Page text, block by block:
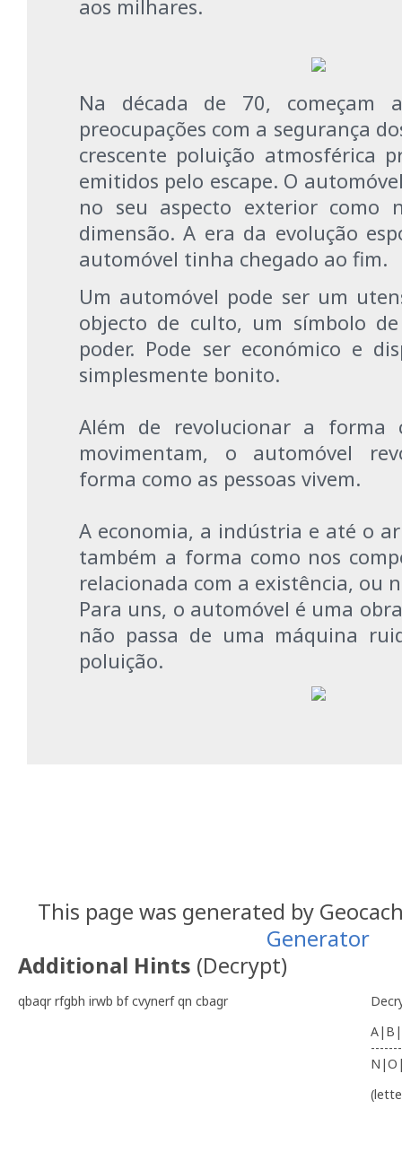
aos milhares.
Na década de 70, começam
preocupações com a segurança
crescente poluição atmosférica
emitidos pelo escape. O
no seu aspecto exterior como
dimensão. A era da evolução
automóvel tinha chegado ao fim.
Um automóvel pode ser um
objecto de culto, um símbolo
poder. Pode ser económico e
simplesmente bonito.
Além de revolucionar a forma
movimentam, o automóvel
forma como as pessoas vivem.
A economia, a indústria e até o
também a forma como nos
relacionada com a existência, ou
Para uns, o automóvel é uma
não passa de uma máquina
poluição.
This page was generated by
Generator
Additional Hints (Decrypt)
qbaqr rfgbh irwb bf cvynerf qn cbagr